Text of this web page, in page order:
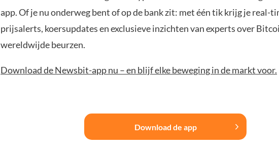
app. Of je nu onderweg bent of op de bank zit: met één tik krijg je real-
prijsalerts, koersupdates en exclusieve inzichten van experts over
wereldwijde beurzen.
Download de Newsbit-app nu – en blijf elke beweging in de markt voor.
Download de app